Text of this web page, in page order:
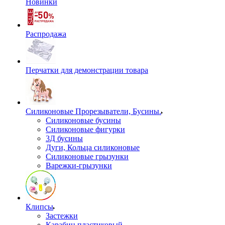
Новинки
Распродажа
Перчатки для демонстрации товара
Силиконовые Прорезыватели, Бусины.
Силиконовые бусины
Силиконовые фигурки
3Д бусины
Дуги, Кольца силиконовые
Силиконовые грызунки
Варежки-грызунки
Клипсы
Застежки